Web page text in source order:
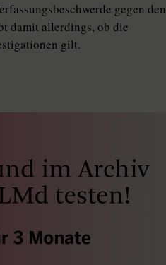
gegen den
damit allerdings, ob die
gilt.